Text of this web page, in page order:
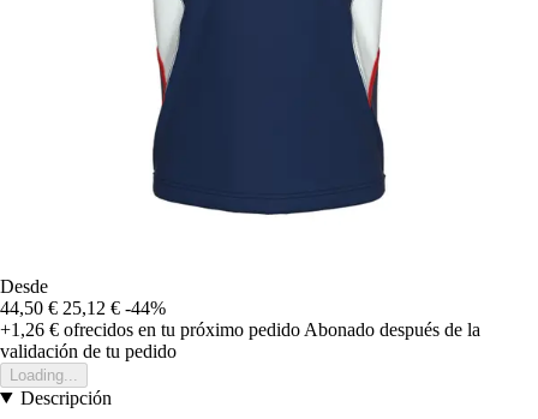
Desde
44,50 € 25,12 € -44%
+1,26 € ofrecidos en tu próximo pedido Abonado después de la
validación de tu pedido
Loading...
Descripción